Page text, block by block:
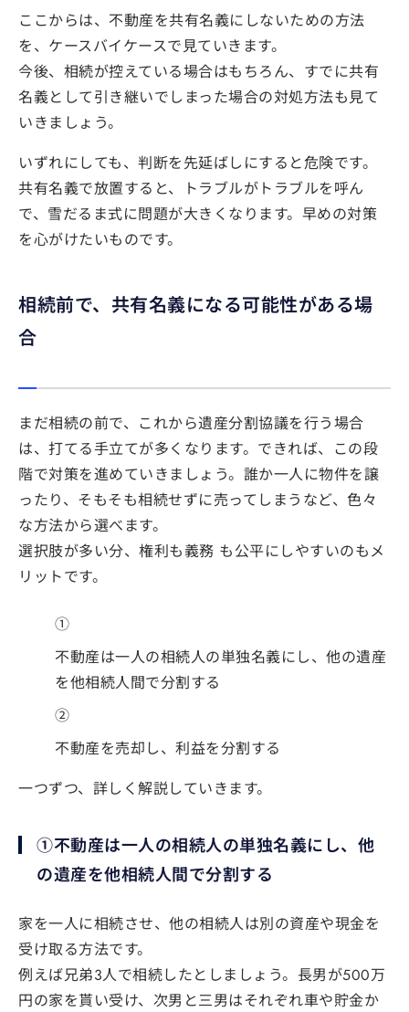
ここからは、不動産を共有名義にしないための方法
を、ケースバイケースで見ていきます。
今後、相続が控えている場合はもちろん、すでに共有
名義として引き継いでしまった場合の対処方法も見て
いきましょう。
いずれにしても、判断を先延ばしにすると危険です。
共有名義で放置すると、トラブルがトラブルを呼ん
で、雪だるま式に問題が大きくなります。早めの対策
を心がけたいものです。
相続前で、共有名義になる可能性がある場
合
まだ相続の前で、これから遺産分割協議を行う場合
は、打てる手立てが多くなります。できれば、この段
階で対策を進めていきましょう。誰か一人に物件を譲
ったり、そもそも相続せずに売ってしまうなど、色々
な方法から選べます。
選択肢が多い分、権利も義務 も公平にしやすいのもメ
リットです。
①
不動産は一人の相続人の単独名義にし、他の遺産
を他相続人間で分割する
②
不動産を売却し、利益を分割する
一つずつ、詳しく解説していきます。
①不動産は一人の相続人の単独名義にし、他
の遺産を他相続人間で分割する
家を一人に相続させ、他の相続人は別の資産や現金を
受け取る方法です。
例えば兄弟3人で相続したとしましょう。長男が500万
円の家を貰い受け、次男と三男はそれぞれ車や貯金か